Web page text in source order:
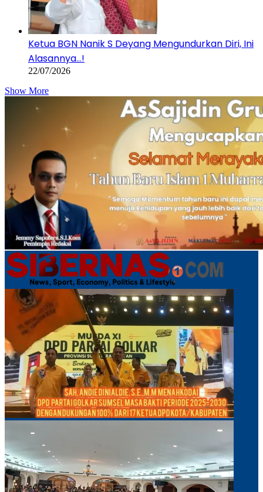
Ketua BGN Nanik S Deyang Mengundurkan Diri, Ini
Alasannya…!
22/07/2026
Show More